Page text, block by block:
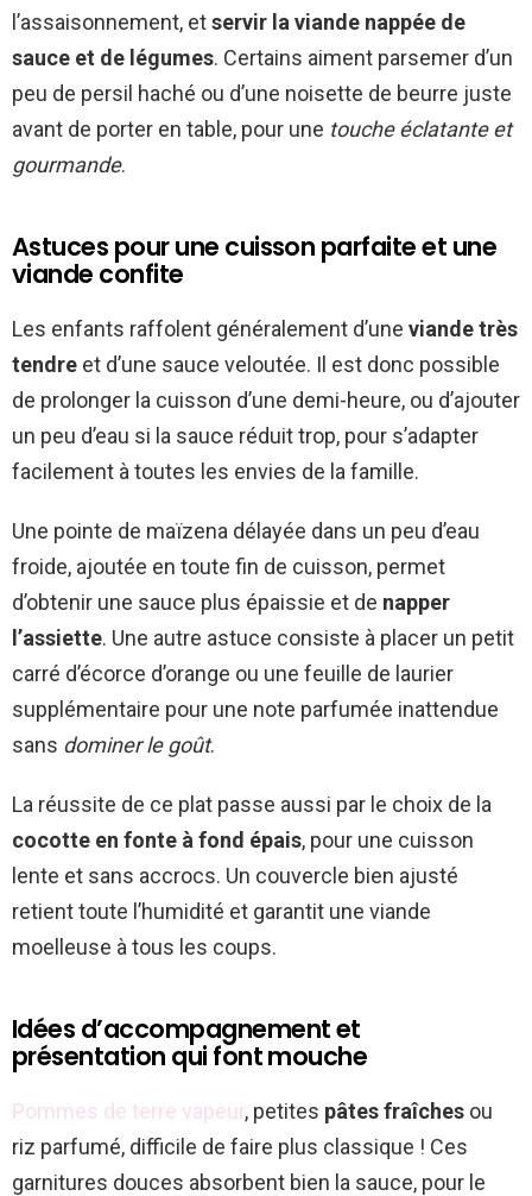
l’assaisonnement, etservir la viande nappée de
sauce et de légumes. Certains aiment parsemer d’un
peu de persil haché ou d’une noisette de beurre juste
avant de porter en table, pour une touche éclatante et
gourmande.
Astuces pour une cuisson parfaite et une
viande confite
Les enfants raffolent généralement d’une viande très
tendre et d’une sauce veloutée. Il est donc possible
de prolonger la cuisson d’une demi-heure, ou d’ajouter
un peu d’eau si la sauce réduit trop, pour s’adapter
facilement à toutes les envies de la famille.
Une pointe de maïzena délayée dans un peu d’eau
froide, ajoutée en toute fin de cuisson, permet
d’obtenir une sauce plus épaissie et de napper
l’assiette. Une autre astuce consiste à placer un petit
carré d’écorce d’orange ou une feuille de laurier
supplémentaire pour une note parfumée inattendue
sans dominer le goût.
La réussite de ce plat passe aussi par le choix de la
cocotte en fonte à fond épais, pour une cuisson
lente et sans accrocs. Un couvercle bien ajusté
retient toute l’humidité et garantit une viande
moelleuse à tous les coups.
Idées d’accompagnement et
présentation qui font mouche
Pommes de terre vapeur, petites pâtes fraîches ou
riz parfumé, difficile de faire plus classique ! Ces
garnitures douces absorbent bien la sauce, pour le